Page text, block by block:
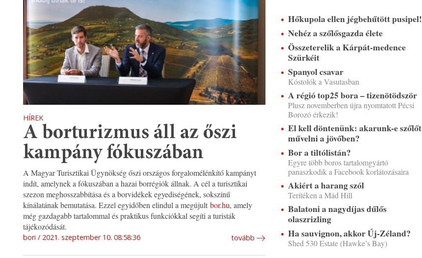
HÍREK
A borturizmus áll az őszi
kampány fókuszában
A Magyar Turisztikai Ügynökség őszi országos forgalomélénkítő kampányt
indít, amelynek a fókuszában a hazai borrégiók állnak. A cél a turisztikai
szezon meghosszabbítása és a borvidékek egyediségének, sokszínű
kínálatának bemutatása. Ezzel egyidőben elindul a megújult bor.hu, amely
még gazdagabb tartalommal és praktikus funkciókkal segíti a turisták
tájékozódását.
bori 2021. szeptember 10. 08:58:36 tovább
Hőkupola ellen jégbehűtött pusipel!
Nehéz a szőlősgazda élete
Összeterelik a Kárpát-medence
Szürkéit
Spanyol csavar
Kóstolók a Vasutasban
A régió top25 bora – tizenötödször
Plusz novemberben újra nyomtatott Pécsi
Borozó érkezik!
El kell döntenünk: akarunk-e szőlőt
művelni a jövőben?
Bor a tiltólistán?
Egyre több boros tartalomgyártó
panaszkodik a Facebook korlátozásaira
Akiért a harang szól
Terítéken a Mád Hill
Balatoni a nagydíjas dűlős
olaszrizling
Ha sauvignon, akkor Új-Zéland?
Shed 530 Estate (Hawke’s Bay)